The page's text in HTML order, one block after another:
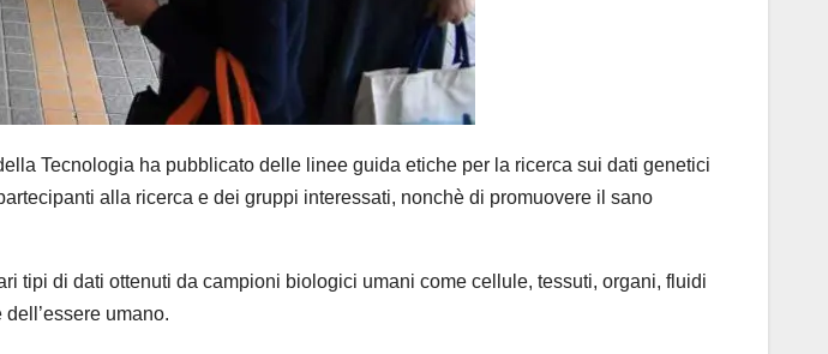
Tecnologia ha pubblicato delle linee guida etiche per la ricerca sui dati genetici
alla ricerca e dei gruppi interessati, nonchè di promuovere il sano
tipi di dati ottenuti da campioni biologici umani come cellule, tessuti, organi, fluidi
umano.